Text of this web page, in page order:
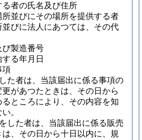
者の氏名及び住所
並びにその場所を提供する者
びに法人にあつては、その代
び製造番号
る年月日
項
た者は、当該届出に係る事項の
があつたときは、その日から
ところにより、その内容を知
。
した者は、当該届出に係る販売
、その日から十日以内に、規